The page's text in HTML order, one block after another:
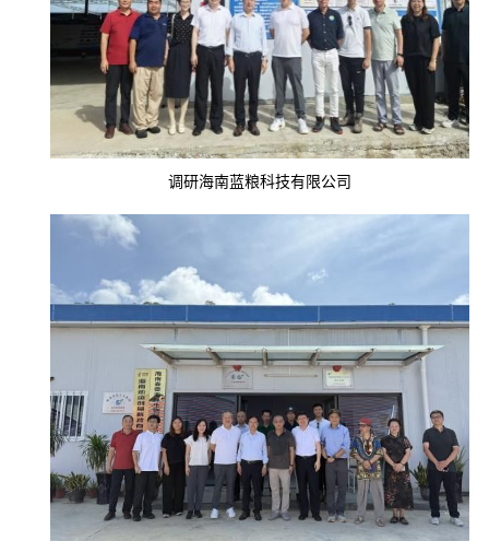
调研海南蓝粮科技有限公司